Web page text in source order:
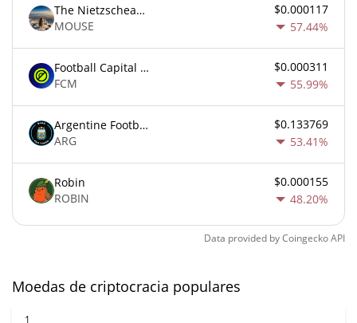
The Nietzschean Mouse
MOUSE
$0.000117
57.44%
Football Capital Markets
FCM
$0.000311
55.99%
Argentine Football Association Fan Token
ARG
$0.133769
53.41%
Robin
ROBIN
$0.000155
48.20%
Data provided byCoingeckoAPI
Moedas de criptocracia populares
1